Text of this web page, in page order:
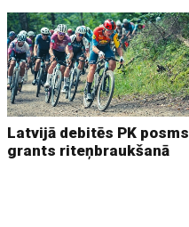
Latvijā debitēs PK posms
grants riteņbraukšanā